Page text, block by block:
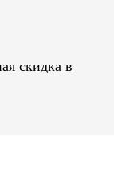
скидка в